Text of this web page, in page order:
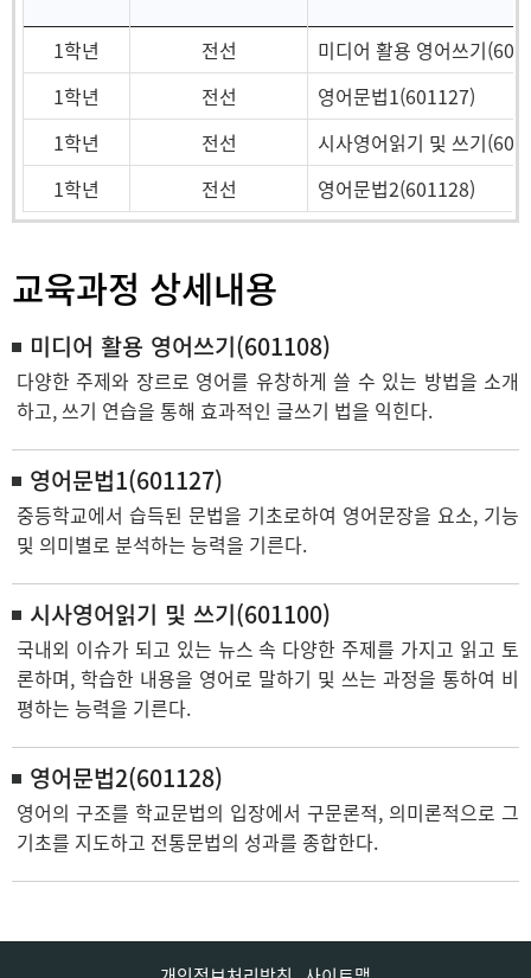
1학년 전선
미디어 활용 영어쓰기
1학년
전선
영어문법1(601127)
1학년
전선
시사영어읽기 및 쓰기
1학년
전선 영어문법2(601128)
교육과정 상세내용
미디어 활용 영어쓰기(601108)
다양한 주제와 장르로 영어를 유창하게 쓸 수 있는 방법을 소개
하고, 쓰기 연습을 통해 효과적인 글쓰기 법을 익힌다.
영어문법1(601127)
중등학교에서 습득된 문법을 기초로하여 영어문장을 요소, 기능
및 의미별로 분석하는 능력을 기른다.
시사영어읽기 및 쓰기(601100)
국내외 이슈가 되고 있는 뉴스 속 다양한 주제를 가지고 읽고 토
론하며, 학습한 내용을 영어로 말하기 및 쓰는 과정을 통하여 비
평하는 능력을 기른다.
영어문법2(601128)
영어의 구조를 학교문법의 입장에서 구문론적, 의미론적으로 그
기초를 지도하고 전통문법의 성과를 종합한다.